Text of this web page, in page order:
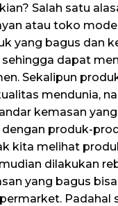
Salah satu
atau toko
yang bagus dan
dapat
Sekalipun
mendunia,
kemasan
produk-
kita melihat
dilakukan
yang bagus
Padahal